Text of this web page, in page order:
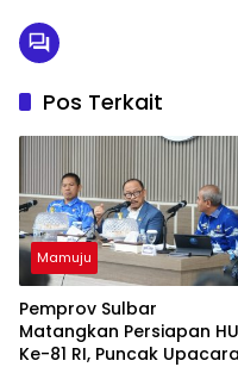
Pos Terkait
Mamuju
Pemprov Sulbar
Matangkan Persiapan
Ke-81 RI, Puncak Upacara